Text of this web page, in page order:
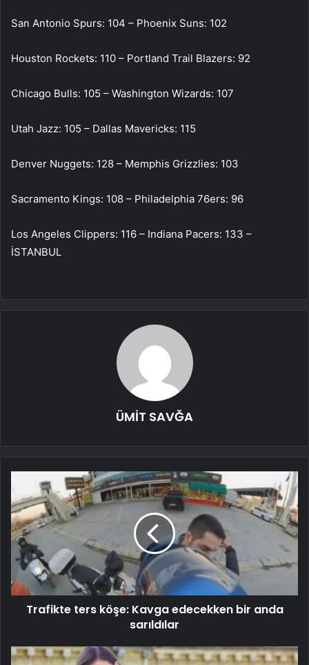
San Antonio Spurs: 104 – Phoenix Suns: 102
Houston Rockets: 110 – Portland Trail Blazers: 92
Chicago Bulls: 105 – Washington Wizards: 107
Utah Jazz: 105 – Dallas Mavericks: 115
Denver Nuggets: 128 – Memphis Grizzlies: 103
Sacramento Kings: 108 – Philadelphia 76ers: 96
Los Angeles Clippers: 116 – Indiana Pacers: 133 –
İSTANBUL
ÜMİT SAVĞA
Trafikte ters köşe: Kavga edecekken bir anda
sarıldılar